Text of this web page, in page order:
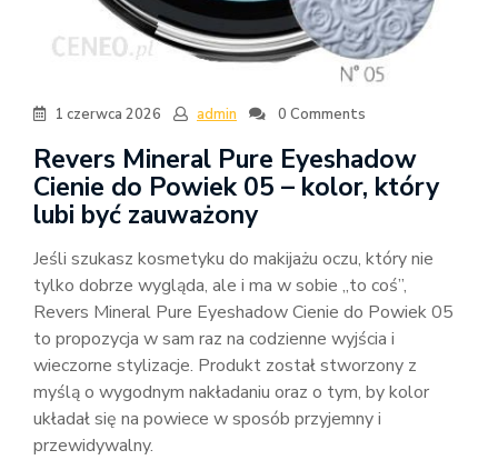
1 czerwca 2026 admin 0 Comments
Revers Mineral Pure Eyeshadow
Cienie do Powiek 05 – kolor, który
lubi być zauważony
Jeśli szukasz kosmetyku do makijażu oczu, który nie
tylko dobrze wygląda, ale i ma w sobie „to coś”,
Revers Mineral Pure Eyeshadow Cienie do Powiek 05
to propozycja w sam raz na codzienne wyjścia i
wieczorne stylizacje. Produkt został stworzony z
myślą o wygodnym nakładaniu oraz o tym, by kolor
układał się na powiece w sposób przyjemny i
przewidywalny.